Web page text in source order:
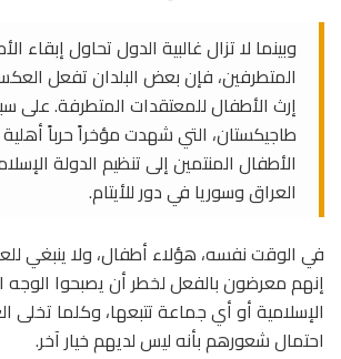
وبينما لا تزال غالبية الدول تحاول إبقاء
المتطرفين، فإن بعض البلدان تفعل
إرث الأطفال للمعتقدات المتطرفة. على
طاجيكستان، التي شهدت مؤخراً حرباً
الأطفال المنتمين إلى تنظيم الدولة
العراق وسوريا في دور للأيتام.
في الوقت نفسه، هؤلاء أطفال، ولا ينبغي
إنهم معرضون بالفعل لخطر أن يصبحوا الوجه
الإسلامية أو أي جماعة تتبعها، وكلما تخلى
احتمال شعورهم بأنه ليس لديهم خيار آخر.